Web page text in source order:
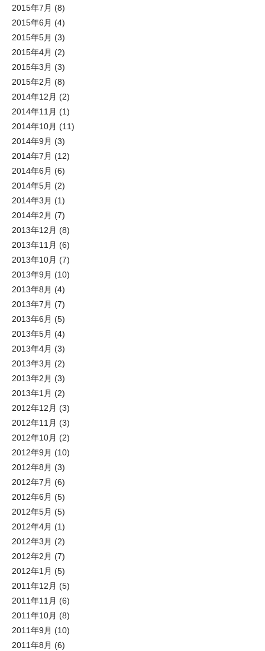
2015年7月 (8)
2015年6月 (4)
2015年5月 (3)
2015年4月 (2)
2015年3月 (3)
2015年2月 (8)
2014年12月 (2)
2014年11月 (1)
2014年10月 (11)
2014年9月 (3)
2014年7月 (12)
2014年6月 (6)
2014年5月 (2)
2014年3月 (1)
2014年2月 (7)
2013年12月 (8)
2013年11月 (6)
2013年10月 (7)
2013年9月 (10)
2013年8月 (4)
2013年7月 (7)
2013年6月 (5)
2013年5月 (4)
2013年4月 (3)
2013年3月 (2)
2013年2月 (3)
2013年1月 (2)
2012年12月 (3)
2012年11月 (3)
2012年10月 (2)
2012年9月 (10)
2012年8月 (3)
2012年7月 (6)
2012年6月 (5)
2012年5月 (5)
2012年4月 (1)
2012年3月 (2)
2012年2月 (7)
2012年1月 (5)
2011年12月 (5)
2011年11月 (6)
2011年10月 (8)
2011年9月 (10)
2011年8月 (6)